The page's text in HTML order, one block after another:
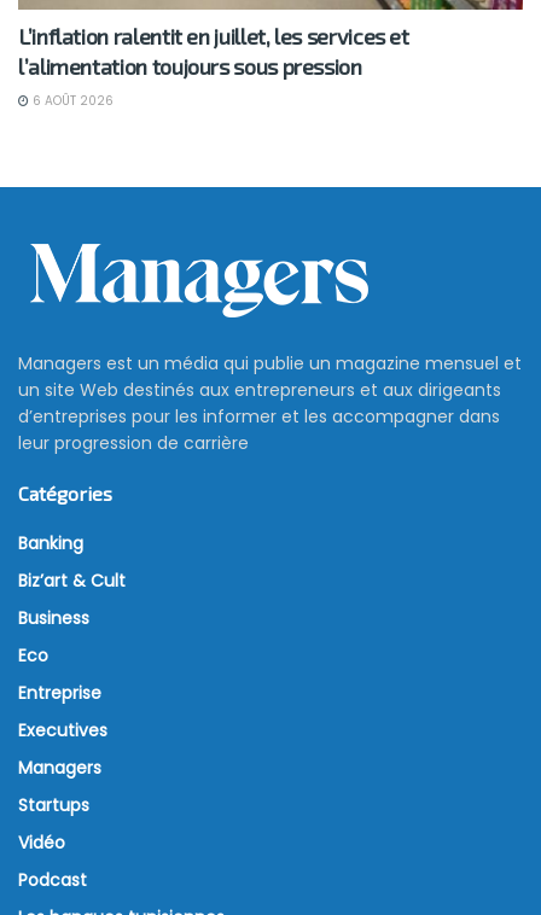
L’inflation ralentit en juillet, les services et
l’alimentation toujours sous pression
6 AOÛT 2026
Managers est un média qui publie un magazine mensuel et
un site Web destinés aux entrepreneurs et aux dirigeants
d’entreprises pour les informer et les accompagner dans
leur progression de carrière
Catégories
Banking
Biz’art & Cult
Business
Eco
Entreprise
Executives
Managers
Startups
Vidéo
Podcast